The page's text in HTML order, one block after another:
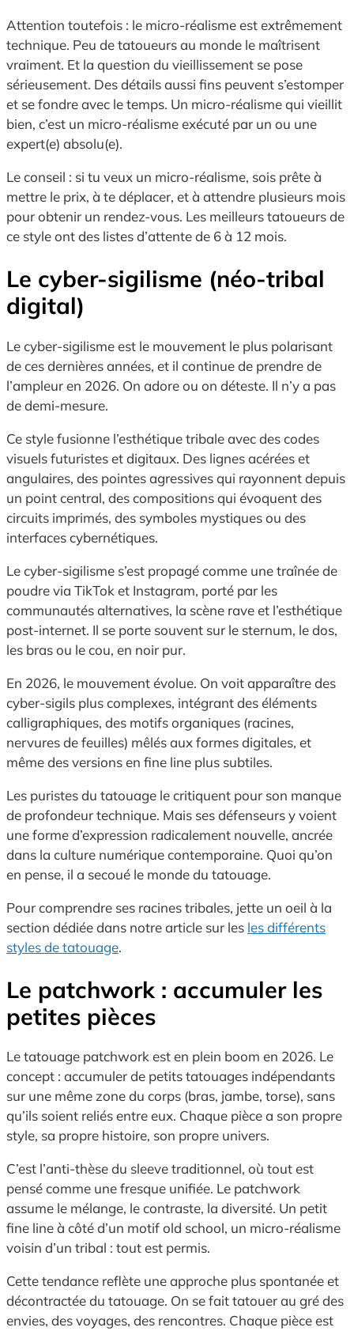
Attention toutefois : le micro-réalisme est extrêmement
technique. Peu de tatoueurs au monde le maîtrisent
vraiment. Et la question du vieillissement se pose
sérieusement. Des détails aussi fins peuvent s’estomper
et se fondre avec le temps. Un micro-réalisme qui vieillit
bien, c’est un micro-réalisme exécuté par un ou une
expert(e) absolu(e).
Le conseil : si tu veux un micro-réalisme, sois prête à
mettre le prix, à te déplacer, et à attendre plusieurs mois
pour obtenir un rendez-vous. Les meilleurs tatoueurs de
ce style ont des listes d’attente de 6 à 12 mois.
Le cyber-sigilisme (néo-tribal
digital)
Le cyber-sigilisme est le mouvement le plus polarisant
de ces dernières années, et il continue de prendre de
l’ampleur en 2026. On adore ou on déteste. Il n’y a pas
de demi-mesure.
Ce style fusionne l’esthétique tribale avec des codes
visuels futuristes et digitaux. Des lignes acérées et
angulaires, des pointes agressives qui rayonnent depuis
un point central, des compositions qui évoquent des
circuits imprimés, des symboles mystiques ou des
interfaces cybernétiques.
Le cyber-sigilisme s’est propagé comme une traînée de
poudre via TikTok et Instagram, porté par les
communautés alternatives, la scène rave et l’esthétique
post-internet. Il se porte souvent sur le sternum, le dos,
les bras ou le cou, en noir pur.
En 2026, le mouvement évolue. On voit apparaître des
cyber-sigils plus complexes, intégrant des éléments
calligraphiques, des motifs organiques (racines,
nervures de feuilles) mêlés aux formes digitales, et
même des versions en fine line plus subtiles.
Les puristes du tatouage le critiquent pour son manque
de profondeur technique. Mais ses défenseurs y voient
une forme d’expression radicalement nouvelle, ancrée
dans la culture numérique contemporaine. Quoi qu’on
en pense, il a secoué le monde du tatouage.
Pour comprendre ses racines tribales, jette un oeil à la
section dédiée dans notre article sur les les différents
styles de tatouage.
Le patchwork : accumuler les
petites pièces
Le tatouage patchwork est en plein boom en 2026. Le
concept : accumuler de petits tatouages indépendants
sur une même zone du corps (bras, jambe, torse), sans
qu’ils soient reliés entre eux. Chaque pièce a son propre
style, sa propre histoire, son propre univers.
C’est l’anti-thèse du sleeve traditionnel, où tout est
pensé comme une fresque unifiée. Le patchwork
assume le mélange, le contraste, la diversité. Un petit
fine line à côté d’un motif old school, un micro-réalisme
voisin d’un tribal : tout est permis.
Cette tendance reflète une approche plus spontanée et
décontractée du tatouage. On se fait tatouer au gré des
envies, des voyages, des rencontres. Chaque pièce est